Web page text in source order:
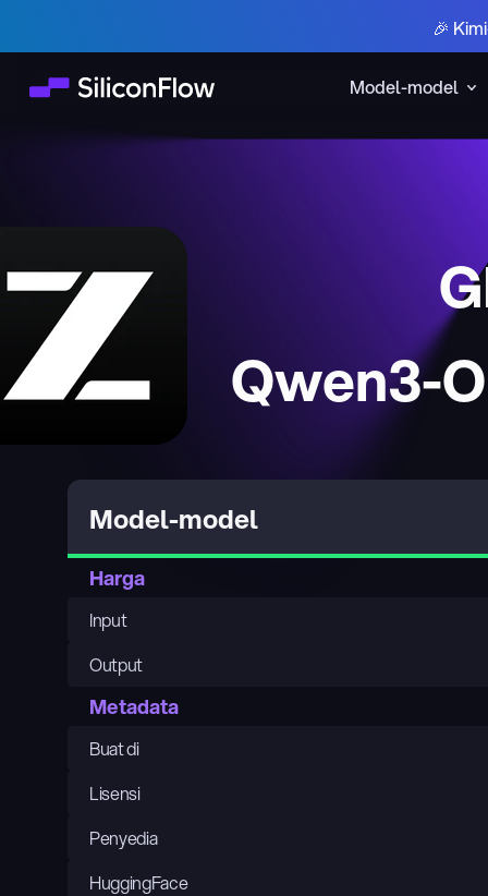
Model-model
🎉
Qwen3-
Model-model
Harga
Input
Output
Metadata
Buat di
Lisensi
Penyedia
HuggingFace